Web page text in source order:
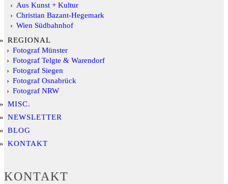
Aus Kunst + Kultur
Christian Bazant-Hegemark
Wien Südbahnhof
REGIONAL
Fotograf Münster
Fotograf Telgte & Warendorf
Fotograf Siegen
Fotograf Osnabrück
Fotograf NRW
MISC.
NEWSLETTER
BLOG
KONTAKT
KONTAKT